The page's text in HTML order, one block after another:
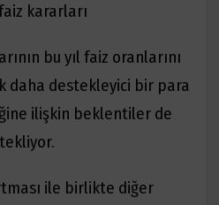
kararları
bu yıl faiz oranlarını
daha destekleyici bir para
ilişkin beklentiler de
ile birlikte diğer